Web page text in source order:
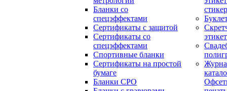
Бланки со
спецэффектами
Сертификаты с защитой
Сертификаты со
спецэффектами
Спортивные бланки
Cертификаты на простой
бумаге
Бланки СРО